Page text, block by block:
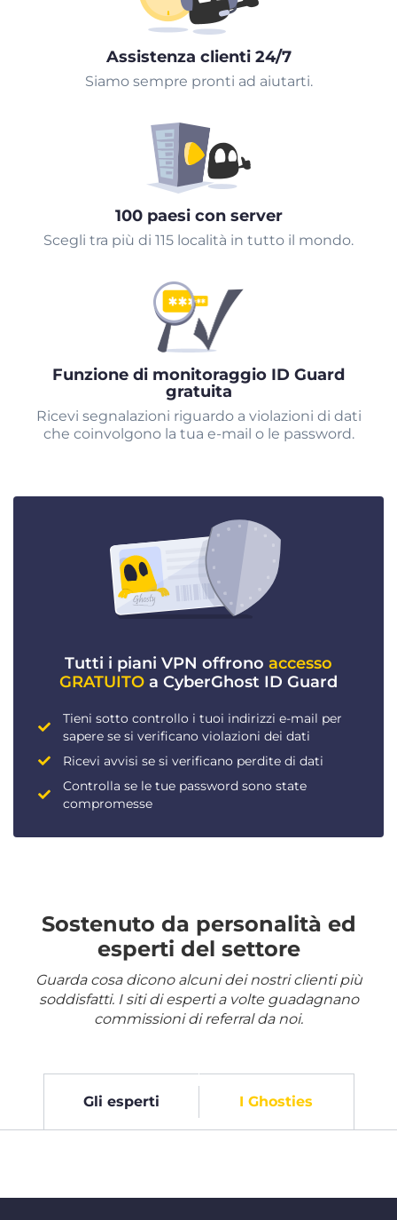
Assistenza clienti 24/7
Siamo sempre pronti ad aiutarti.
100 paesi con server
Scegli tra più di 115 località in tutto il mondo.
Funzione di monitoraggio ID Guard
gratuita
Ricevi segnalazioni riguardo a violazioni di dati
che coinvolgono la tua e-mail o le password.
Tutti i piani VPN offrono accesso
GRATUITO a CyberGhost ID Guard
Tieni sotto controllo i tuoi indirizzi e-mail per
sapere se si verificano violazioni dei dati
Ricevi avvisi se si verificano perdite di dati
Controlla se le tue password sono state
compromesse
Sostenuto da personalità ed
esperti del settore
Guarda cosa dicono alcuni dei nostri clienti più
soddisfatti. I siti di esperti a volte guadagnano
commissioni di referral da noi.
Gli esperti I Ghosties